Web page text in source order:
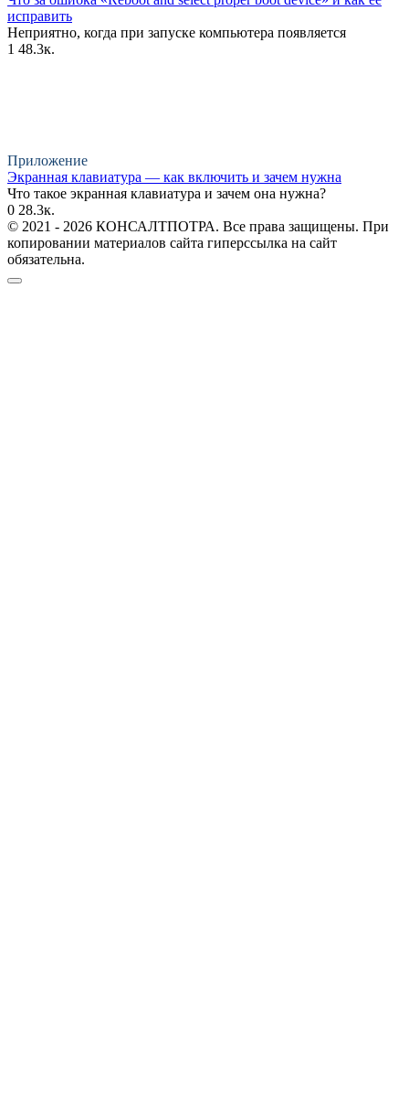
исправить
Неприятно, когда при запуске компьютера появляется
1 48.3к.
Приложение
Экранная клавиатура — как включить и зачем нужна
Что такое экранная клавиатура и зачем она нужна?
0 28.3к.
© 2021 - 2026 КОНСАЛТПОТРА. Все права защищены. При
копировании материалов сайта гиперссылка на сайт
обязательна.